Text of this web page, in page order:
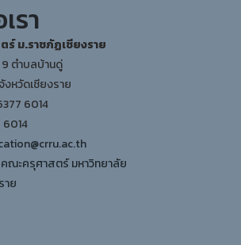
รา
ร์ ม.ราชภัฏเชียงราย
ตำบลบ้านดู่
งหวัดเชียงราย
6014
6014
คณะครุศาสตร์ มหาวิทยาลัย
าย